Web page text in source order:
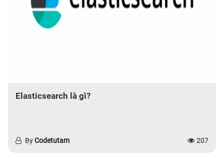
Elasticsearch là gì?
ByCodetutam 207